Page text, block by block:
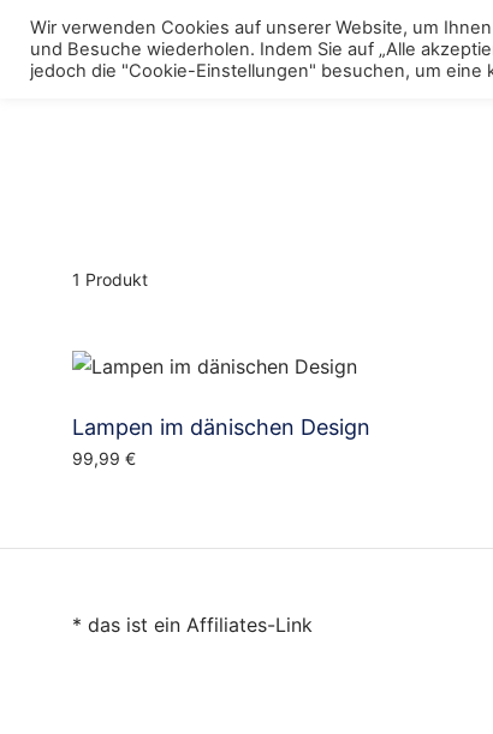
Skip
content
Menu
1 Produkt
Lampen im dänischen Design
99,99 €
* das ist ein Affiliates-Link
Wir verwenden Cookies auf unserer Website, um
und Besuche wiederholen. Indem Sie auf „Alle
jedoch die "Cookie-Einstellungen" besuchen, um eine